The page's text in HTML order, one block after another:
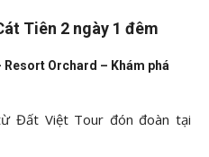
Tiên 2 ngày 1 đêm
Resort Orchard – Khám phá
Đất Việt Tour đón đoàn tại